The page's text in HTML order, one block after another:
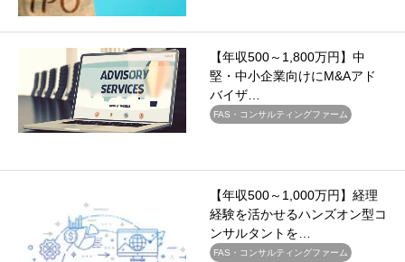
【年収500～1,800万円】中
堅・中小企業向けにM&Aアド
バイザ…
FAS・コンサルティングファーム
【年収500～1,000万円】経理
経験を活かせるハンズオン型コ
ンサルタントを…
FAS・コンサルティングファーム